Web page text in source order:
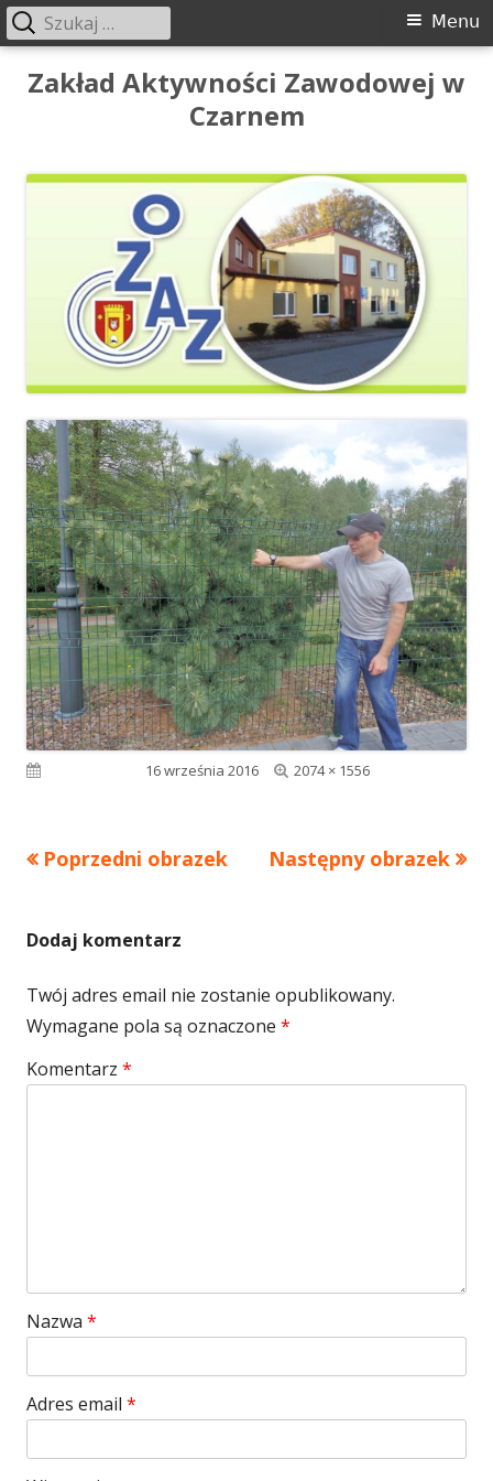
Przeskocz
Zakład Aktywności Zawodowej w
Czarnem
Menu
główne
Menu
Szukaj:
16 września 2016
Pełny
2074 × 1556
Poprzedni obrazek Następny obrazek
Dodaj komentarz
Twój adres email nie zostanie opublikowany.
Wymagane pola są oznaczone *
Komentarz *
Nazwa *
Adres email *